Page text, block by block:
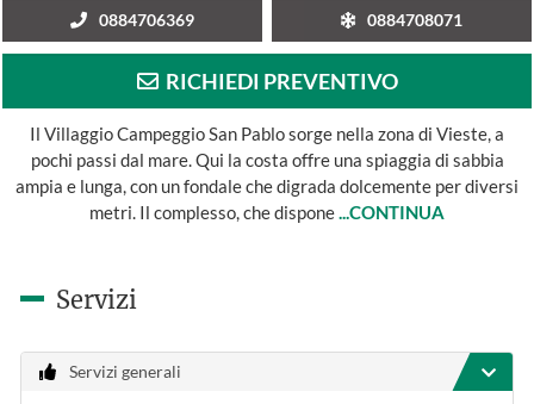
0884706369 0884708071
RICHIEDI PREVENTIVO
Il Villaggio Campeggio San Pablo sorge nella zona di Vieste, a
pochi passi dal mare. Qui la costa offre una spiaggia di sabbia
ampia e lunga, con un fondale che digrada dolcemente per diversi
metri. Il complesso, che dispone...CONTINUA
Servizi
Servizi generali